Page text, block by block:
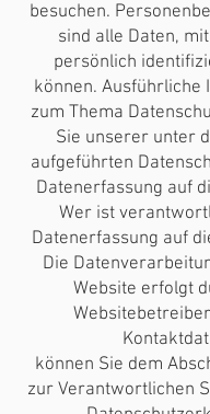
besuchen.
sind alle Daten,
persönlich
können. Ausführliche
zum Thema
Sie unserer unter
aufgeführten
Datenerfassung auf
Wer ist
Datenerfassung auf
Die
Website erfolgt
können Sie dem
zur Verantwortlichen